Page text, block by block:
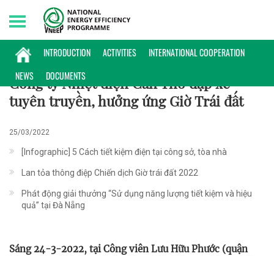
INTRODUCTION ACTIVITIES
INTERNATIONAL COOPERATION
NEWS
DOCUMENTS
Friday, 07/08/2026 | 19:21 GMT+7
60+
Công ty Nhiệt điện Cần Thơ đạp xe
tuyên truyền, hưởng ứng Giờ Trái đất
25/03/2022
[Infographic] 5 Cách tiết kiệm điện tại công sở, tòa nhà
Lan tỏa thông điệp Chiến dịch Giờ trái đất 2022
Phát động giải thưởng “Sử dụng năng lượng tiết kiệm và hiệu
quả” tại Đà Nẵng
Sáng 24-3-2022, tại Công viên Lưu Hữu Phước (quận